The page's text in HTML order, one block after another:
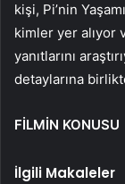
kişi, Pi’nin
kimler yer alıyor
yanıtlarını
detaylarına
FİLMİN KONUSU
İlgili Makaleler